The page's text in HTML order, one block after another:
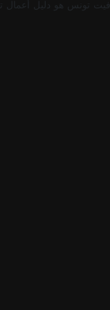
تونس هو دليل أعمال